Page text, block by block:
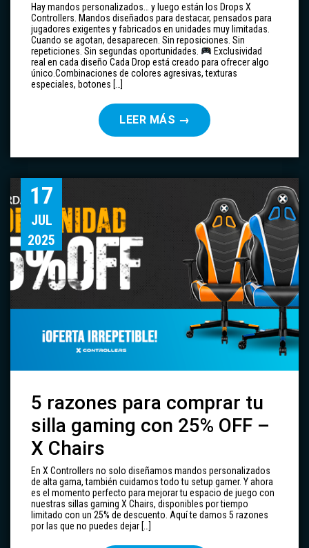
Hay mandos personalizados… y luego están los Drops X
Controllers. Mandos diseñados para destacar, pensados para
jugadores exigentes y fabricados en unidades muy limitadas.
Cuando se agotan, desaparecen. Sin reposiciones. Sin
repeticiones. Sin segundas oportunidades.
Exclusividad
real en cada diseño Cada Drop está creado para ofrecer algo
único.Combinaciones de colores agresivas, texturas
especiales, botones […]
LEER MÁS →
17
JUL
2025
5 razones para comprar tu
silla gaming con 25% OFF –
X Chairs
En X Controllers no solo diseñamos mandos personalizados
de alta gama, también cuidamos todo tu setup gamer. Y ahora
es el momento perfecto para mejorar tu espacio de juego con
nuestras sillas gaming X Chairs, disponibles por tiempo
limitado con un 25% de descuento. Aquí te damos 5 razones
por las que no puedes dejar […]